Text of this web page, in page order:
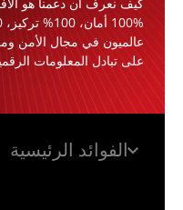
عالميون في مجال الأمن
على تبادل المعلومات
الفوائد الرئيسيةexpand_more